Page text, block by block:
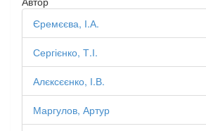
Єремєєва, І.А.
Сергієнко, Т.І.
Алєксєєнко, І.В.
Маргулов, Артур